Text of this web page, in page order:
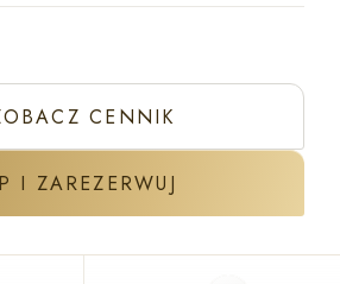
CENNIK
I ZAREZERWUJ